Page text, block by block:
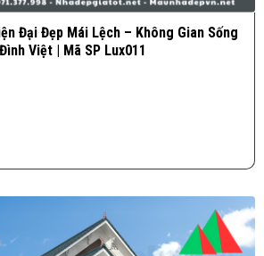
Đại Đẹp Mái Lệch – Không Gian Sống
Việt | Mã SP Lux011